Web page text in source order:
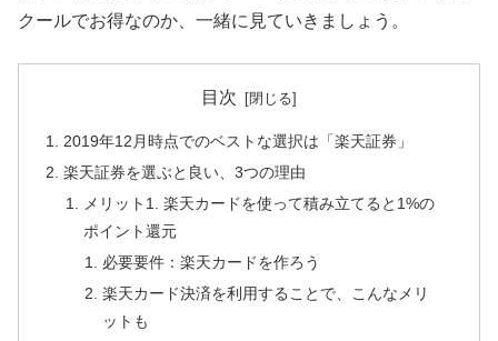
クールでお得なのか、一緒に見ていきましょう。
目次
2019年12月時点でのベストな選択は「楽天証券」
楽天証券を選ぶと良い、3つの理由
メリット1. 楽天カードを使って積み立てると1%の
ポイント還元
必要要件：楽天カードを作ろう
楽天カード決済を利用することで、こんなメリ
ットも